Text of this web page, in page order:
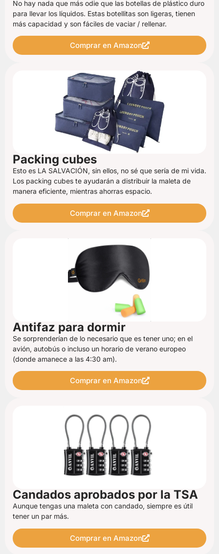
No hay nada que más odie que las botellas de plástico duro
para llevar los líquidos. Estas botellitas son ligeras, tienen
más capacidad y son fáciles de vaciar / rellenar.
Comprar en Amazon
Packing cubes
Esto es LA SALVACIÓN, sin ellos, no sé que sería de mi vida.
Los packing cubes te ayudarán a distribuir la maleta de
manera eficiente, mientras ahorras espacio.
Comprar en Amazon
Antifaz para dormir
Se sorprenderían de lo necesario que es tener uno; en el
avión, autobús o incluso un horario de verano europeo
(donde amanece a las 4:30 am).
Comprar en Amazon
Candados aprobados por la TSA
Aunque tengas una maleta con candado, siempre es útil
tener un par más.
Comprar en Amazon